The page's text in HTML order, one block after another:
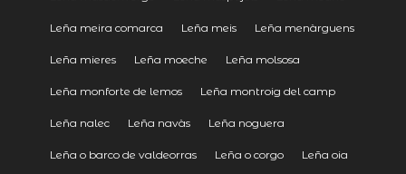
Leña meira comarca Leña meis Leña menàrguens
Leña mieres Leña moeche Leña molsosa
Leña monforte de lemos Leña montroig del camp
Leña nalec Leña navàs Leña noguera
Leña o barco de valdeorras Leña o corgo Leña oia